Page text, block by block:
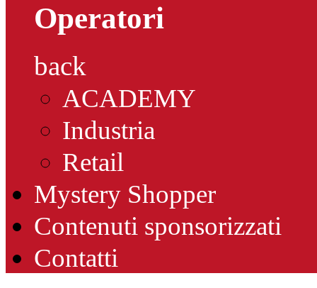
Operatori
back
ACADEMY
Industria
Retail
Mystery Shopper
Contenuti sponsorizzati
Contatti